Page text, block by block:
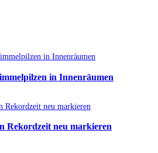
in Innenräumen
Rekordzeit neu markieren